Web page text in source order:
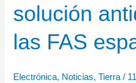
solución
las FAS
Electrónica, Noticias,Tierra /